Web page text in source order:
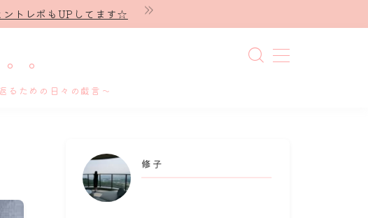
ントレポもUPしてます☆
。
ための日々の戯言～
修子